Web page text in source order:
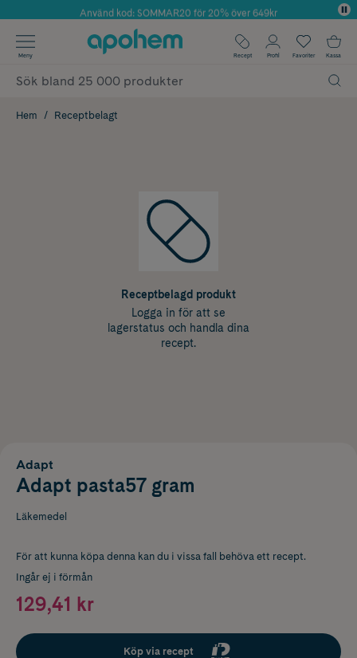
Årets Butik 2025 inom Skönhet
Använd kod: SOMMAR20 för 20% över 649kr
✓ Fri frakt
✓ Poäng på alla köp*
Meny Recept Profil Favoriter Kassa
Hem Receptbelagt
Receptbelagd produkt
Logga in för att se
lagerstatus och handla dina
recept.
Adapt
Adapt pasta57 gram
Läkemedel
För att kunna köpa denna kan du i vissa fall behöva ett recept.
Ingår ej i förmån
129,41 kr
Köp via recept